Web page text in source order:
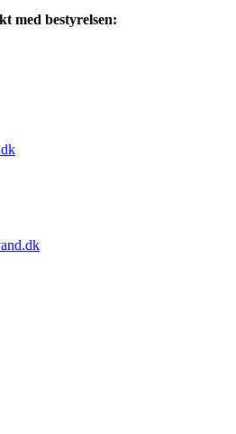
med bestyrelsen: